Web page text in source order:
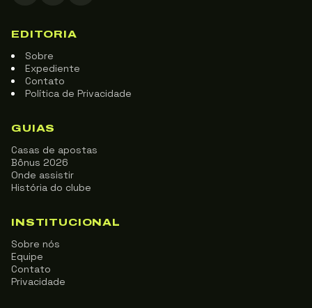
EDITORIA
Sobre
Expediente
Contato
Política de Privacidade
GUIAS
Casas de apostas
Bônus 2026
Onde assistir
História do clube
INSTITUCIONAL
Sobre nós
Equipe
Contato
Privacidade